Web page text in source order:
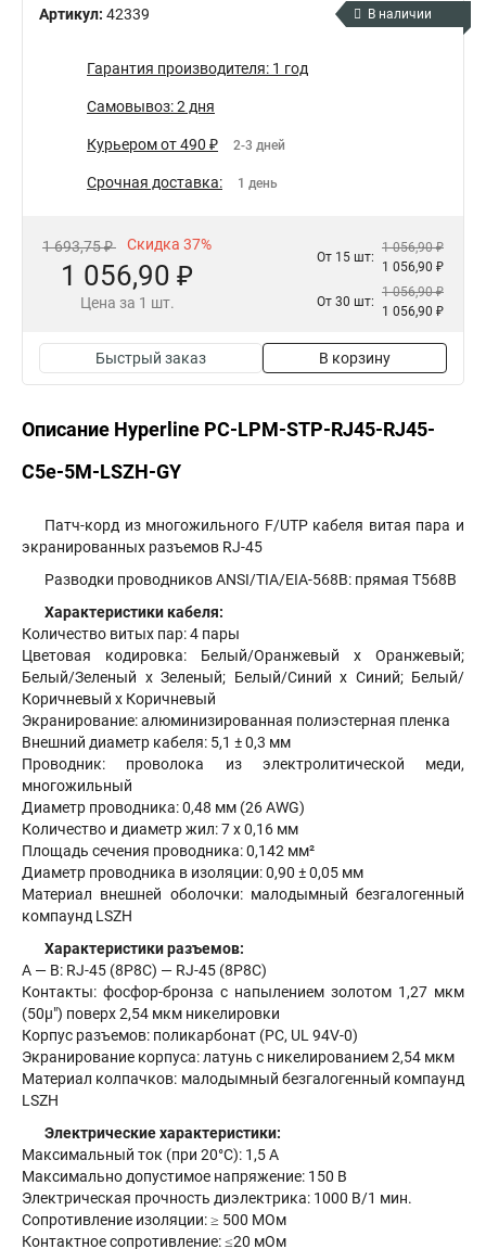
Артикул: 42339 В наличии
Гарантия производителя: 1 год
Самовывоз: 2 дня
Курьером от 490 ₽ 2-3 дней
Срочная доставка: 1 день
1 693,75 ₽ Скидка 37%
1 056,90 ₽
Цена за 1 шт.
От 15 шт:
1 056,90 ₽
1 056,90 ₽
От 30 шт:
1 056,90 ₽
1 056,90 ₽
Быстрый заказ В корзину
Описание Hyperline PC-LPM-STP-RJ45-RJ45-
C5e-5M-LSZH-GY
Патч-корд из многожильного F/UTP кабеля витая пара и
экранированных разъемов RJ-45
Разводки проводников ANSI/TIA/EIA-568B: прямая T568B
Характеристики кабеля:
Количество витых пар: 4 пары
Цветовая кодировка: Белый/Оранжевый х Оранжевый;
Белый/Зеленый х Зеленый; Белый/Синий х Синий; Белый/
Коричневый х Коричневый
Экранирование: алюминизированная полиэстерная пленка
Внешний диаметр кабеля: 5,1 ± 0,3 мм
Проводник: проволока из электролитической меди,
многожильный
Диаметр проводника: 0,48 мм (26 AWG)
Количество и диаметр жил: 7 х 0,16 мм
Площадь сечения проводника: 0,142 мм²
Диаметр проводника в изоляции: 0,90 ± 0,05 мм
Материал внешней оболочки: малодымный безгалогенный
компаунд LSZH
Характеристики разъемов:
А — В: RJ-45 (8P8C) — RJ-45 (8P8C)
Контакты: фосфор-бронза с напылением золотом 1,27 мкм
(50µ") поверх 2,54 мкм никелировки
Корпус разъемов: поликарбонат (PC, UL 94V-0)
Экранирование корпуса: латунь с никелированием 2,54 мкм
Материал колпачков: малодымный безгалогенный компаунд
LSZH
Электрические характеристики:
Максимальный ток (при 20°С): 1,5 А
Максимально допустимое напряжение: 150 В
Электрическая прочность диэлектрика: 1000 В/1 мин.
Сопротивление изоляции: ≥ 500 МОм
Контактное сопротивление: ≤20 мОм